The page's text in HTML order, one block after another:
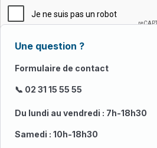
Une question ?
Formulaire de contact
📞 02 31 15 55 55
Du lundi au vendredi : 7h-18h30
Samedi : 10h-18h30